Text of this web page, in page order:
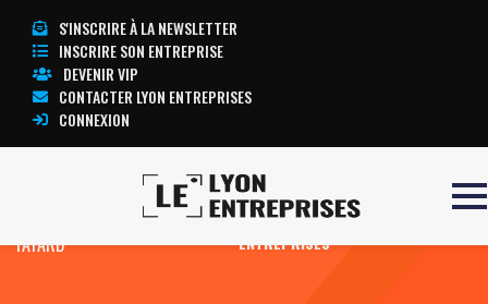
S'INSCRIRE À LA NEWSLETTER
INSCRIRE SON ENTREPRISE
DEVENIR VIP
CONTACTER LYON ENTREPRISES
CONNEXION
Anne-Cecile FOURNET-
FAYARD
TOUTE L’ACTUALITÉ LYON
ENTREPRISES